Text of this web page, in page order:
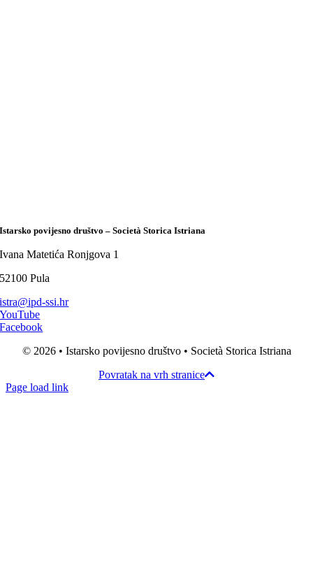
Istarsko povijesno društvo – Società Storica Istriana
Ivana Matetića Ronjgova 1
52100 Pula
istra@ipd-ssi.hr
YouTube
Facebook
© 2026 • Istarsko povijesno društvo • Società Storica Istriana
Povratak na vrh stranice
Page load link